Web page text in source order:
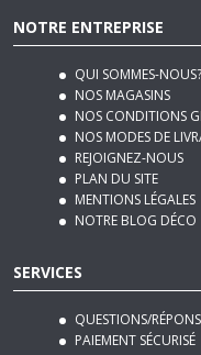
QUI SOMMES-
NOS MAGASINS
NOS CONDITIONS
NOS MODES DE
REJOIGNEZ-NOUS
PLAN DU SITE
MENTIONS LÉGALES
NOTRE BLOG DÉCO
QUESTIONS/
PAIEMENT SÉCURISÉ
RETRAIT GRATUIT